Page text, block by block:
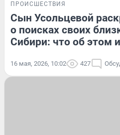
ПРОИСШЕСТВИЯ
Сын Усольцевой
о поисках своих
Сибири: что об этом
16 мая, 2026, 10:02 427